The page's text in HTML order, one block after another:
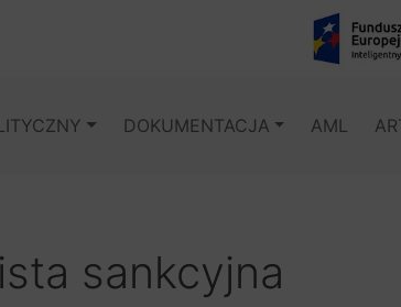
DOKUMENTACJA AML
sankcyjna